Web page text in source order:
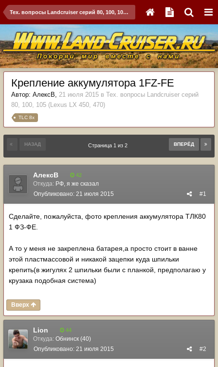
Тех. вопросы Landcruiser серий 80, 100, 105 (Lexus LX 450, 470)
Крепление аккумулятора 1FZ-FE
Автор: АлексВ, 21 июля 2015 в Тех. вопросы Landcruiser серий
80, 100, 105 (Lexus LX 450, 470)
TLC 8x
НАЗАД ВПЕРЁД
Страница 1 из 2
АлексВ 42
Откуда: РФ, я же сказал
#1
Опубликовано: 21 июля 2015
Cделайте, пожалуйста, фото крепления аккумулятора ТЛК80
1 ФЗ-ФЕ.
А то у меня не закреплена батарея,а просто стоит в ванне
этой пластмассовой и никакой зацепки куда шпильки
крепить(в жигулях 2 шпильки были с планкой, предполагаю у
крузака подобная система)
Вверх
Lion 44
Откуда: Обнинск (40)
#2
Опубликовано: 21 июля 2015